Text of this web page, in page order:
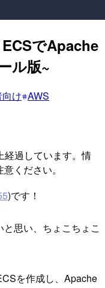
ECSでApache
ル版~
け AWS
経過しています。情
ください。
)です！
思い、ちょこちょこ
を作成し、Apache